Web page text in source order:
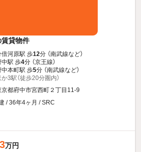
貸物件
倍河原駅 歩12分 （南武線など）
中駅 歩4分 （京王線）
中本町駅 歩5分 （南武線など）
3駅（徒歩20分圏内）
京都府中市宮西町２丁目11-9
/ 36年4ヶ月 / SRC
万円